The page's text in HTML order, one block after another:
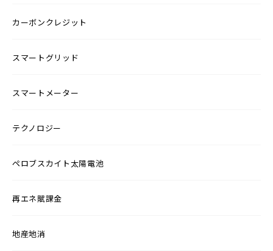
カーボンクレジット
スマートグリッド
スマートメーター
テクノロジー
ペロブスカイト太陽電池
再エネ賦課金
地産地消